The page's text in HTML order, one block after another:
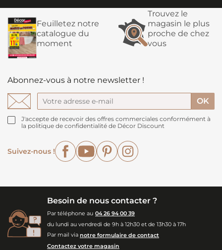
Feuilletez notre
catalogue du
moment
Trouvez le
magasin le plus
proche de chez
vous
Abonnez-vous à notre newsletter !
J'accepte de recevoir des offres commerciales conformément à
la politique de confidentialité de Décor Discount
Suivez-nous !
FacebookYouTubePinterest
Besoin de nous contacter ?
Par téléphone au 04 26 94 00 39
du lundi au vendredi de 9h à 12h30 et de 13h30 à 17h
Par mail via notre formulaire de contact
Contactez votre magasin